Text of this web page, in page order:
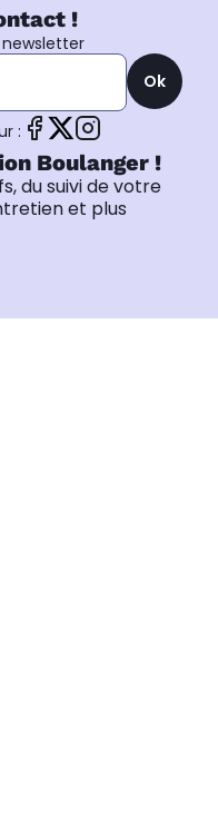
!
Ok
:
Boulanger !
du suivi de votre
et plus